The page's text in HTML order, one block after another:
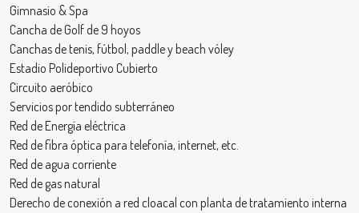
Gimnasio & Spa
Cancha de Golf de 9 hoyos
Canchas de tenis, fútbol, paddle y beach vóley
Estadio Polideportivo Cubierto
Circuito aeróbico
Servicios por tendido subterráneo
Red de Energía eléctrica
Red de fibra óptica para telefonía, internet, etc.
Red de agua corriente
Red de gas natural
Derecho de conexión a red cloacal con planta de tratamiento interna